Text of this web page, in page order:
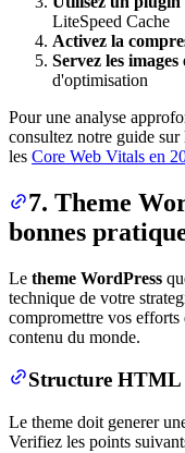
LiteSpeed Cache
Activez la
Servez les
d'optimisation
Pour une analyse
consultez notre guide sur
les Core Web Vitals en
7. Theme
bonnes
Le theme WordPress
technique de votre
compromettre vos efforts
contenu du monde.
Structure HTML
Le theme doit generer
Verifiez les points